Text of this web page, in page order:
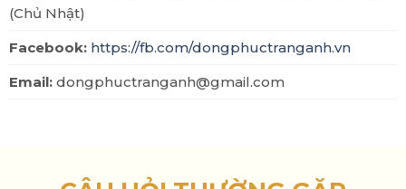
(Chủ Nhật)
Facebook: https://fb.com/dongphuctranganh.vn
Email: dongphuctranganh@gmail.com